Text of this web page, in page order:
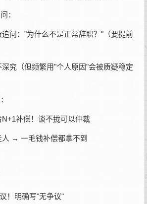
：
："为什么不是正常辞职？"（要提前
（但频繁用"个人原因"会被质疑稳定
补偿！谈不拢可以仲裁
→ 一毛钱补偿都拿不到
明确写"无争议"